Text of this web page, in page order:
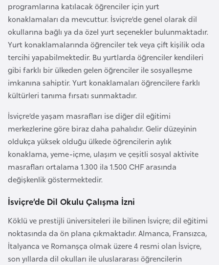
programlarına katılacak öğrenciler için yurt
konaklamaları da mevcuttur. İsviçre’de genel olarak dil
okullarına bağlı ya da özel yurt seçenekler bulunmaktadır.
Yurt konaklamalarında öğrenciler tek veya çift kişilik oda
tercihi yapabilmektedir. Bu yurtlarda öğrenciler kendileri
gibi farklı bir ülkeden gelen öğrenciler ile sosyalleşme
imkanına sahiptir. Yurt konaklamaları öğrencilere farklı
kültürleri tanıma fırsatı sunmaktadır.
İsviçre’de yaşam masrafları ise diğer dil eğitimi
merkezlerine göre biraz daha pahalıdır. Gelir düzeyinin
oldukça yüksek olduğu ülkede öğrencilerin aylık
konaklama, yeme-içme, ulaşım ve çeşitli sosyal aktivite
masrafları ortalama 1.300 ila 1.500 CHF arasında
değişkenlik göstermektedir.
İsviçre’de Dil Okulu Çalışma İzni
Köklü ve prestijli üniversiteleri ile bilinen İsviçre; dil eğitimi
noktasında da ön plana çıkmaktadır. Almanca, Fransızca,
İtalyanca ve Romanşça olmak üzere 4 resmi olan İsviçre,
son yıllarda dil okulları ile uluslararası öğrencilerin
b
i
y
a
G
a
n
a
G
i
n
e
i
s
s
a
u